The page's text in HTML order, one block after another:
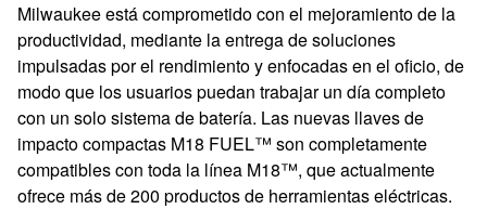
Milwaukee está comprometido con el mejoramiento de la
productividad, mediante la entrega de soluciones
impulsadas por el rendimiento y enfocadas en el oficio, de
modo que los usuarios puedan trabajar un día completo
con un solo sistema de batería. Las nuevas llaves de
impacto compactas M18 FUEL™ son completamente
compatibles con toda la línea M18™, que actualmente
ofrece más de 200 productos de herramientas eléctricas.